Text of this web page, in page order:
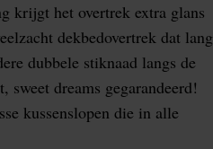
krijgt het overtrek extra glans
dekbedovertrek dat lang
dubbele stiknaad langs de
dreams gegarandeerd!
kussenslopen die in alle